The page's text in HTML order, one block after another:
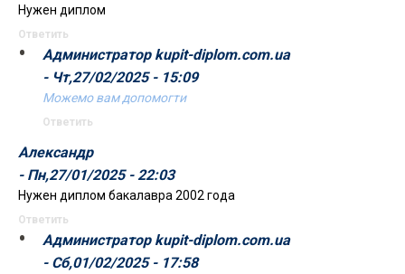
Нужен диплом
Ответить
Администратор kupit-diplom.com.ua
- Чт,27/02/2025 - 15:09
Можемо вам допомогти
Ответить
Александр
- Пн,27/01/2025 - 22:03
Нужен диплом бакалавра 2002 года
Ответить
Администратор kupit-diplom.com.ua
- Сб,01/02/2025 - 17:58